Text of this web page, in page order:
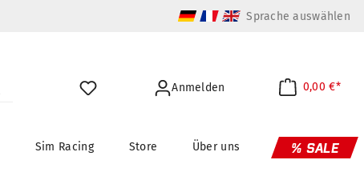
Sprache auswählen
Anmelden 0,00 €*
Sim Racing Store Über uns % SALE